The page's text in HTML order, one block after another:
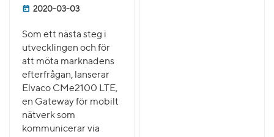
2020-03-03
Som ett nästa steg i
utvecklingen och för
att möta marknadens
efterfrågan, lanserar
Elvaco CMe2100 LTE,
en Gateway för mobilt
nätverk som
kommunicerar via